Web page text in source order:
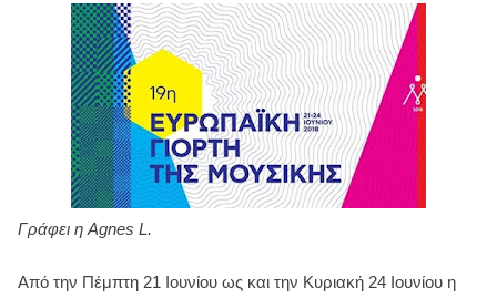
Γράφει η Agnes L.
Από την Πέμπτη 21 Ιουνίου ως και την Κυριακή 24 Ιουνίου η